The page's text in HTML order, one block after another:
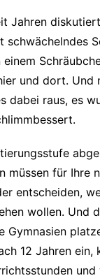
Jahren
schwächelndes
und dort. Und
dabei raus, es
müssen für Ihre
entscheiden,
wollen. Und
Gymnasien
12 Jahren ein,